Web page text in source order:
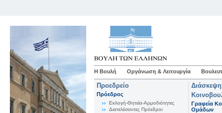
Η Βουλή Οργάνωση & Λειτουργία
Προεδρείο
Πρόεδρος
Εκλογή-Θητεία-Αρμοδιότητες
Διατελέσαντες Πρόεδροι
Γραφεία
Ομάδων